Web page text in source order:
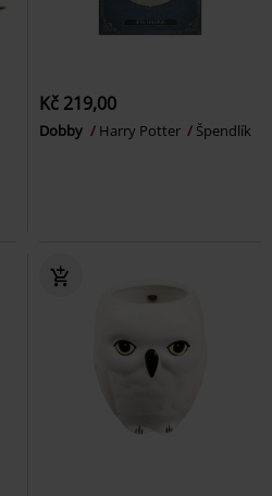
Kč 219,00
Dobby Harry Potter Špendlík